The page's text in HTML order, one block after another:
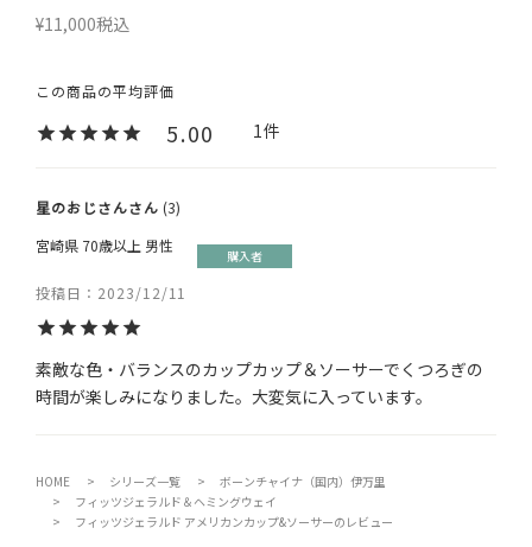
¥11,000税込
5.00 1
星のおじさん 3
購入者
宮崎県 70歳以上 男性
投稿日 2023/12/11
素敵な色・バランスのカップカップ＆ソーサーでくつろぎの
時間が楽しみになりました。大変気に入っています。
HOME シリーズ一覧
ボーンチャイナ（国内）伊万里
フィッツジェラルド＆ヘミングウェイ
フィッツジェラルド アメリカンカップ&ソーサーのレビュー